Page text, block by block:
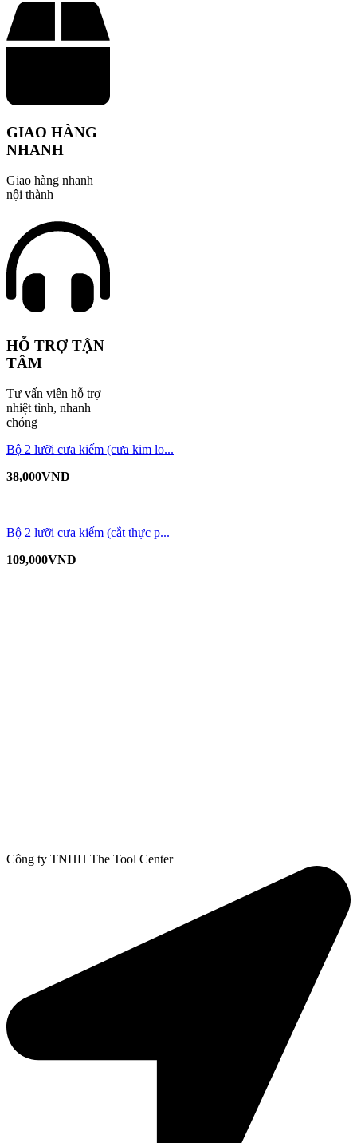
GIAO HÀNG
NHANH
Giao hàng nhanh
nội thành
HỖ TRỢ TẬN
TÂM
Tư vấn viên hỗ trợ
nhiệt tình, nhanh
chóng
Bộ 2 lưỡi cưa kiếm (cưa kim lo...
38,000VND
Bộ 2 lưỡi cưa kiếm (cắt thực p...
109,000VND
Công ty TNHH The Tool Center